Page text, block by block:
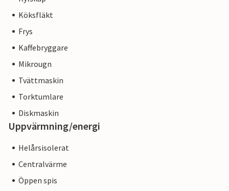
Köksfläkt
Frys
Kaffebryggare
Mikrougn
Tvättmaskin
Torktumlare
Diskmaskin
Uppvärmning/energi
Helårsisolerat
Centralvärme
Öppen spis